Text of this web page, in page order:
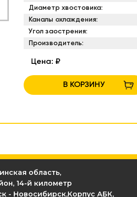
Диаметр хвостовика:
Каналы охлаждения:
Угол заострения:
Производитель:
Цена: ₽
В КОРЗИНУ
область,
14-й километр
- Новосибирск,Корпус АБК,